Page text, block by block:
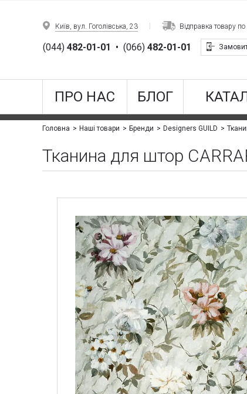
Київ, вул. Гоголівська, 23 Відправка товару по
(044)482-01-01 • (066)482-01-01
ПРО НАС БЛОГ
Головна Наші товари Бренди Designers GUILD
Тканина для штор